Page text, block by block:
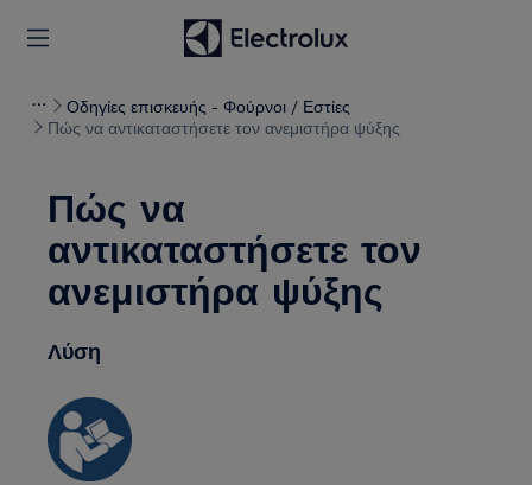
Οδηγίες επισκευής - Φούρνοι / Εστίες
Πώς να αντικαταστήσετε τον ανεμιστήρα ψύξης
Πώς να
αντικαταστήσετε τον
ανεμιστήρα ψύξης
Λύση